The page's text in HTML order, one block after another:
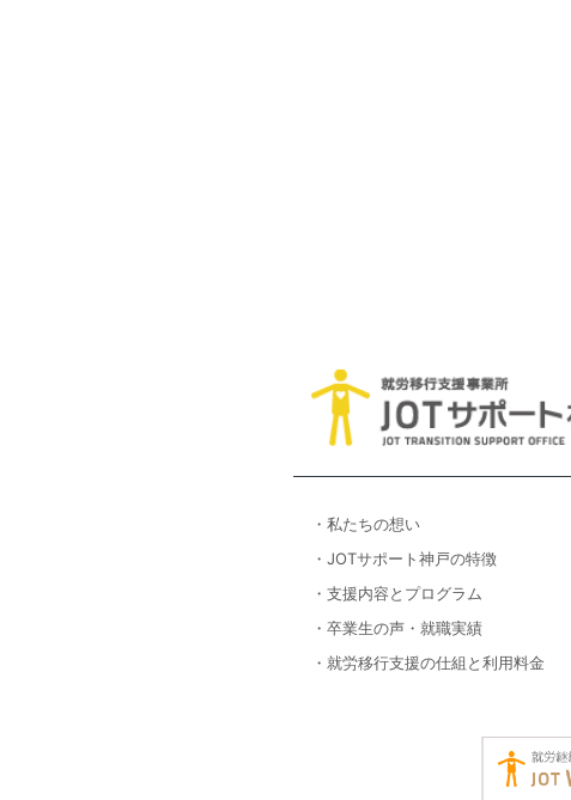
・私たちの想い
・JOTサポート神戸の特徴
・支援内容とプログラム
・卒業生の声・就職実績
・就労移行支援の仕組と利用料金